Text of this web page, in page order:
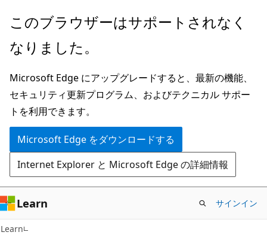
メ
ン
ン
テ
ン
ツ
に
ス
キ
ッ
プ
このブラウザーはサポートされなく
なりました。
Microsoft Edge にアップグレードすると、最新の機能、
セキュリティ更新プログラム、およびテクニカル サポー
トを利用できます。
Microsoft Edge をダウンロードする
Internet Explorer と Microsoft Edge の詳細情報
Learn サインイン
Learn